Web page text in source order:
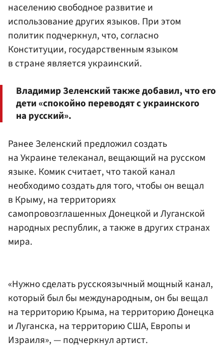
населению свободное развитие и
использование других языков. При этом
политик подчеркнул, что, согласно
Конституции, государственным языком
в стране является украинский.
Владимир Зеленский также добавил, что его
дети «спокойно переводят с украинского
на русский».
Ранее Зеленский предложил создать
на Украине телеканал, вещающий на русском
языке. Комик считает, что такой канал
необходимо создать для того, чтобы он вещал
в Крыму, на территориях
самопровозглашенных Донецкой и Луганской
народных республик, а также в других странах
мира.
«Нужно сделать русскоязычный мощный канал,
который был бы международным, он бы вещал
на территорию Крыма, на территорию Донецка
и Луганска, на территорию США, Европы и
Израиля», — подчеркнул артист.